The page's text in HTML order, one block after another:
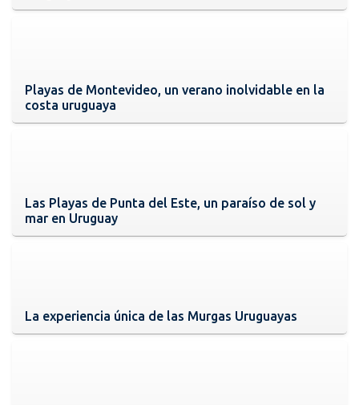
Playas de Montevideo, un verano inolvidable en la
costa uruguaya
Las Playas de Punta del Este, un paraíso de sol y
mar en Uruguay
La experiencia única de las Murgas Uruguayas